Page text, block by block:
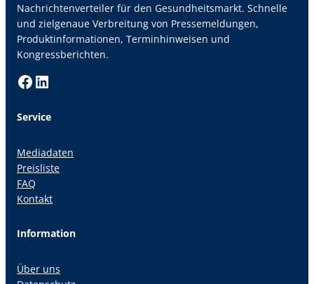
Nachrichtenverteiler für den Gesundheitsmarkt. Schnelle
und zielgenaue Verbreitung von Pressemeldungen,
Produktinformationen, Terminhinweisen und
Kongressberichten.
Facebook LinkedIn
Service
Mediadaten
Preisliste
FAQ
Kontakt
Information
Über uns